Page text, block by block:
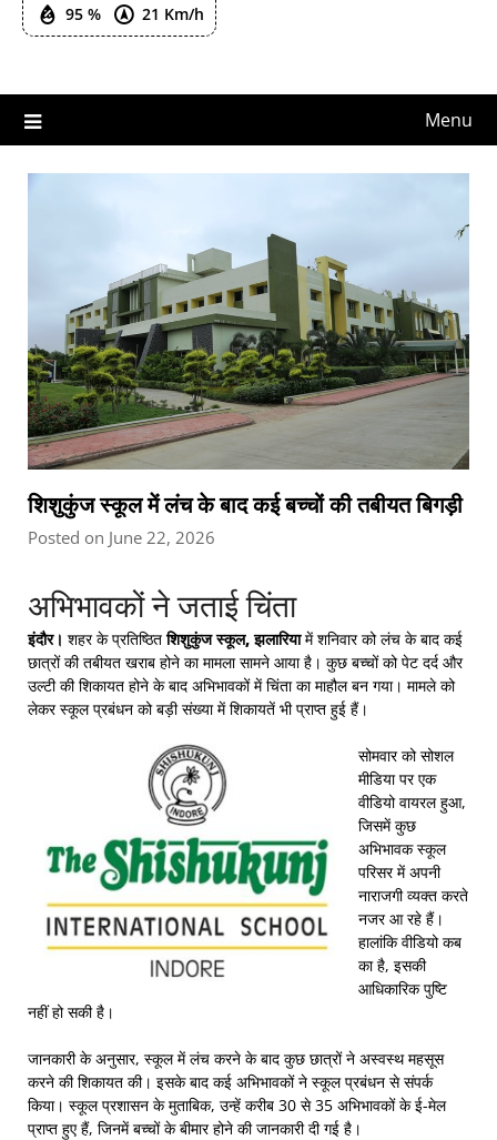
95 % 21 Km/h
Menu
शिशुकुंज स्कूल में लंच के बाद कई बच्चों की तबीयत बिगड़ी
Posted on June 22, 2026
अभिभावकों ने जताई चिंता
इंदौर। शहर के प्रतिष्ठितशिशुकुंज स्कूल, झलारियामें शनिवार को लंच के बाद कई
छात्रों की तबीयत खराब होने का मामला सामने आया है। कुछ बच्चों को पेट दर्द और
उल्टी की शिकायत होने के बाद अभिभावकों में चिंता का माहौल बन गया। मामले को
लेकर स्कूल प्रबंधन को बड़ी संख्या में शिकायतें भी प्राप्त हुई हैं।
सोमवार को सोशल
मीडिया पर एक
वीडियो वायरल हुआ,
जिसमें कुछ
अभिभावक स्कूल
परिसर में अपनी
नाराजगी व्यक्त करते
नजर आ रहे हैं।
हालांकि वीडियो कब
का है, इसकी
आधिकारिक पुष्टि
नहीं हो सकी है।
जानकारी के अनुसार, स्कूल में लंच करने के बाद कुछ छात्रों ने अस्वस्थ महसूस
करने की शिकायत की। इसके बाद कई अभिभावकों ने स्कूल प्रबंधन से संपर्क
किया। स्कूल प्रशासन के मुताबिक, उन्हें करीब 30 से 35 अभिभावकों के ई-मेल
प्राप्त हुए हैं, जिनमें बच्चों के बीमार होने की जानकारी दी गई है।